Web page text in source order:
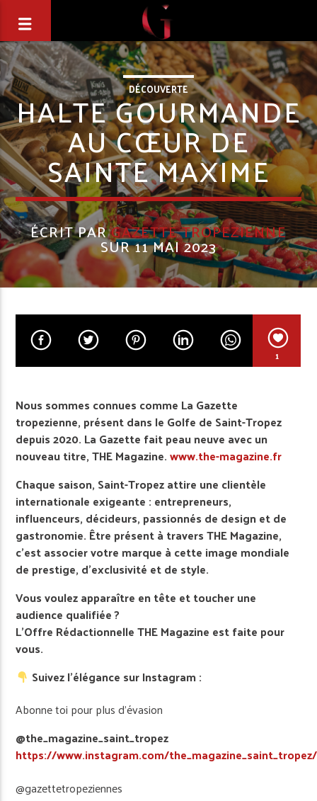
DÉCOUVERTE
HALTE GOURMANDE
AU CŒUR DE
SAINTE MAXIME
ÉCRIT PARGAZETTE TROPEZIENNE
SUR 11 MAI 2023
1
Nous sommes connues comme La Gazette
tropezienne, présent dans le Golfe de Saint-Tropez
depuis 2020. La Gazette fait peau neuve avec un
nouveau titre, THE Magazine.www.the-magazine.fr
Chaque saison, Saint-Tropez attire une clientèle
internationale exigeante : entrepreneurs,
influenceurs, décideurs, passionnés de design et de
gastronomie. Être présent à travers THE Magazine,
c’est associer votre marque à cette image mondiale
de prestige, d’exclusivité et de style.
Vous voulez apparaître en tête et toucher une
audience qualifiée ?
L’Offre Rédactionnelle THE Magazine est faite pour
vous.
Suivez l’élégance sur Instagram :
Abonne toi pour plus d’évasion
@the_magazine_saint_tropez
https://www.instagram.com/the_magazine_saint_tropez/
@gazettetropeziennes